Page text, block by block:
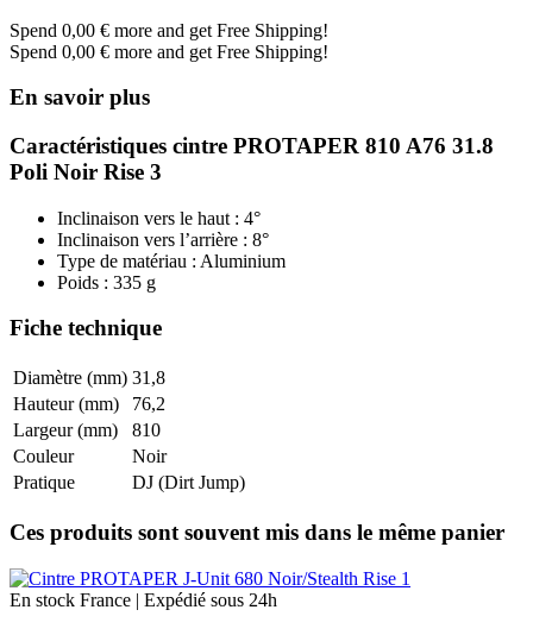
Spend 0,00 € more and get Free Shipping!
Spend 0,00 € more and get Free Shipping!
En savoir plus
Caractéristiques cintre PROTAPER 810 A76 31.8
Poli Noir Rise 3
Inclinaison vers le haut : 4°
Inclinaison vers l’arrière : 8°
Type de matériau : Aluminium
Poids : 335 g
Fiche technique
Diamètre (mm) 31,8
Hauteur (mm)
76,2
Largeur (mm)
810
Couleur
Noir
Pratique
DJ (Dirt Jump)
Ces produits sont souvent mis dans le même panier
En stock France | Expédié sous 24h